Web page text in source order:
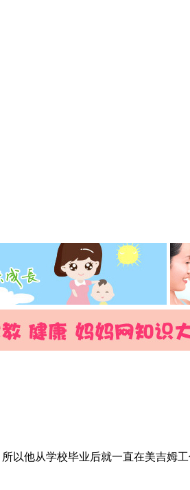
以他从学校毕业后就一直在美吉